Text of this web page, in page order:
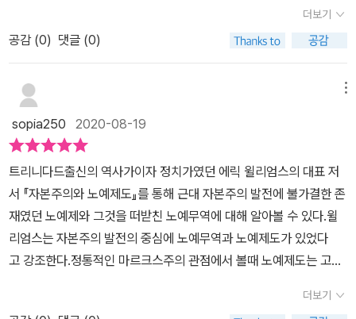
던 그라나다를 비롯한 여러 지역에서 잡힌 이슬람 출신 노예들을 한
예로 들 수 있는데, 이런 분위기 속에 본격적인 노예를 얻기 위해 선발
주자로 나선 국가는 15세기부터 활약한 포르투갈 상인들이었다.우리
가 알고 있는 로빈슨 크루소의 모험에 나오는 주인공 또한 책 속에 그
적으로 알았지만 저자는 주인공이 배를 타고 나선 이유와 배경에는
이런 무역을 통해 한몫을 잡으려는 사연이 담겨 있음을 알려준다.이
렇듯 포르투갈을 비롯해 네덜란드, 영국, 프랑스가 뛰어든 노예무역
은 삼각무역의 구조를 띠면서 더욱 서아프리카의 흑인들을 얻게 되고
그 과정에서 흑인들을 얻기 위해 물물교환식으로 아프리카 추장들과
의 거래는 아프리카의 전쟁을 유발한 요인으로 작용함을 알게 된다.
이 책의 저자 후루가와 마사히로는 노예선을 주제로 대서양 노예무역
을 둘러싼 세계사를 살펴본다. 먼저 트리니다드 출신의 역사가이자
정치가였던 에릭 윌리엄스의 대표 저서 『자본주의와 노예제도』를 통
의 비참한 실상에 대해서도 자세히 알아봅니다. 이러한 비인간적인
노예무역에 대해서 많은 비판이 있어왔는데, 1772년 식민지에서 영
국으로 온 노예 제임스 서머싯(Somerset, J.)이 자유를 얻기 위하여
벌인 소송에서 당대 최고의 판사였던 머리 판사가 도주한 노예를 식
민지로 보내 보복적 형벌을 받게 하는 것은 옳지 않음을 역설하였고,
소유주에 의하여 영국으로 온 서머싯이 영국에서는 자유인이 되었다
고 선언한 1772년의 서머싯 사건 판결과 1787년에 결성된 런던 노
예무역 폐지 위원회 등에 대해서 자세히 소개하고 있습니다. 이 책은
노예선이 뜨기만 하면 상어들이 그 뒤를 따를 정도로 셀 수 없이 많은
노예가 바다에 버려진 비참한 노예선을 중심으로 대서양 노예무역과
노예제 또는 노예제 폐지운동에 관련한 인간의 활동을 생생히 그려내
고 있습니다. 노예무역에 대해서 잘 알지 못했는데 이번 기회에 노예
폭동이나 인종갈등에 대해서 더 깊은 이해를 원하시는 분들이라면 일
사’는 1000만명에 이르는 희생자를 낸 노예무역과 국경을 초월한 역
사학자들의 노력으로 그 전모가 드러나게 되었고 우리가 몰랐던 노예
었다고 한다. 어둠에갇힌 노예선에 대하여 진지하고 심도있게 이 책
은 그려내고 있다. 또한 노예선에 초점을 맞춤으로써 대서양 노예무
역과 노예제 또는 노예제 폐지운동에 관련한 인간의 활동을 생생히그
려내고 있다. 노예제도에대한 전반적인 지식을 한권의 책으로 만나볼
수 있는 이 책은 외면할 수 없는 또 하나의 근대사를 똑바로 마주보는
것은 우리에게 많은 교훈을 줄 것이라생각하였다.책을 읽으며 가장
인상적인 부부은 ‘중간 항로’에 대하여 다룬 내용이었다.아프리카에
서 신대륙으로의 여정 이른바 '중간 항로(The Middle Passage)'를
노예선. 실제로 어떤 모습이었는지 그 구조와 선장, 승조원, 노예들의
의미도 잘몰랐기에 그런작품이 있다라는 정보만 인식하고 넘어갔다.
5년 후에 [노예선의 세계사]를읽게 될 줄을 상상이나 했을까.책을 읽
으면서도 윌리엄 터너의 작품이 바로 기억이 났던 것은 아니다. 책의
중반 이상을 읽고난 후 ,인터넷으로 ‘노예선’이라는 단어를 검색하다
가 그 동일한 작품이 검색되었고 그때야생각이 났던 것이다.책에서
이야기하는 노예선의 이야기와 그림작품을 대조해보니 윌리엄터너라
는 작가는 아마도 그들의 비참하고 슬픈 인생의 이야기를 캔버스에
함축하기 위한 어떤 노력을 하였을까 하는 생각이 들었다.노예선은
노예, 특히아프리카에서 들여온 노예를 수송하기 위한 목적으로 특수
하게 개조된 대형 화물선이다.이 책을 읽기 전에는 이러한 노예선이
존재했는지 왜 존재하였는지알지 못하였다.주요 항로는 아프리카의
북중부 해안에서 카리브 해 남부 및 미국으로가는 항로였다.약 2000
만 명에 이르는아프리카 노예들이 배를 통해 수송되었다고 한다. 18
07년영국과 미국이 합동으로 통과시킨 법안에 의하여 두 나라에서
더보기
공감 (0) 댓글 (0)
sopia250 2020-08-19
트리니다드출신의 역사가이자 정치가였던 에릭 윌리엄스의 대표 저
서 『자본주의와 노예제도』를 통해 근대 자본주의 발전에 불가결한 존
재였던 노예제와 그것을 떠받친 노예무역에 대해 알아볼 수 있다.윌
리엄스는 자본주의 발전의 중심에 노예무역과 노예제도가 있었다
고 강조한다.정통적인 마르크스주의 관점에서 볼때 노예제도는 고대
본적으로 자본주의와 노예제도는 양립할 수 없는 것으로 규정되었다.
더보기